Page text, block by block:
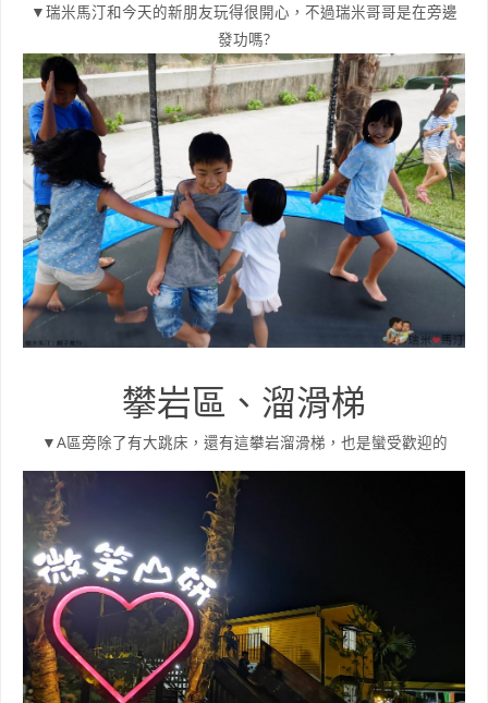
▼瑞米馬汀和今天的新朋友玩得很開心，不過瑞米哥哥是在旁邊
發功嗎?
攀岩區、溜滑梯
▼A區旁除了有大跳床，還有這攀岩溜滑梯，也是蠻受歡迎的